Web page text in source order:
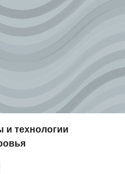
и технологии